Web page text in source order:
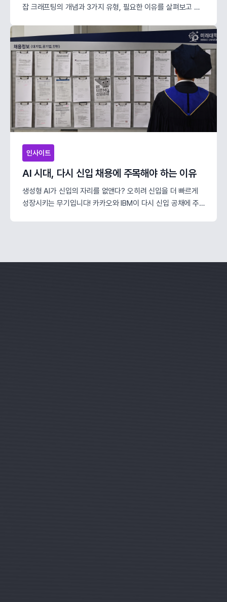
잡 크래프팅의 개념과 3가지 유형, 필요한 이유를 살펴보고 구
인사이트
AI 시대, 다시 신입 채용에 주목해야 하는 이유
생성형 AI가 신입의 자리를 없앤다? 오히려 신입을 더 빠르게
성장시키는 무기입니다! 카카오와 IBM이 다시 신입 공채에 주